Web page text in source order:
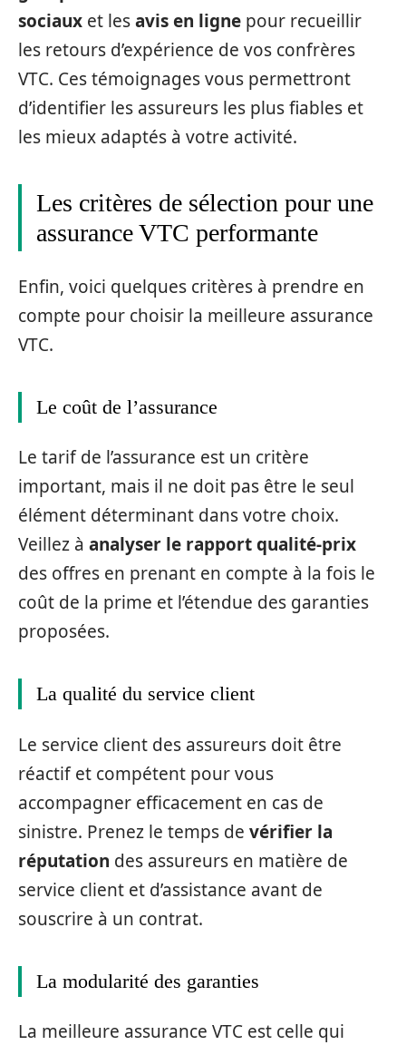
sociaux et lesavis en ligne pour recueillir
les retours d’expérience de vos confrères
VTC. Ces témoignages vous permettront
d’identifier les assureurs les plus fiables et
les mieux adaptés à votre activité.
Les critères de sélection pour une
assurance VTC performante
Enfin, voici quelques critères à prendre en
compte pour choisir la meilleure assurance
VTC.
Le coût de l’assurance
Le tarif de l’assurance est un critère
important, mais il ne doit pas être le seul
élément déterminant dans votre choix.
Veillez à analyser le rapport qualité-prix
des offres en prenant en compte à la fois le
coût de la prime et l’étendue des garanties
proposées.
La qualité du service client
Le service client des assureurs doit être
réactif et compétent pour vous
accompagner efficacement en cas de
sinistre. Prenez le temps de vérifier la
réputation des assureurs en matière de
service client et d’assistance avant de
souscrire à un contrat.
La modularité des garanties
La meilleure assurance VTC est celle qui